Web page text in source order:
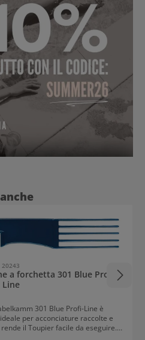
20243
a forchetta 301 Blue Profi-
Line
301 Blue Profi-Line è
per acconciature raccolte e
il Toupier facile da eseguire.